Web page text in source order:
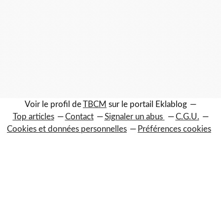
Voir le profil deTBCM sur le portail Eklablog
Top articles
Contact Signaler un abus
C.G.U.
Cookies et données personnelles
Préférences cookies